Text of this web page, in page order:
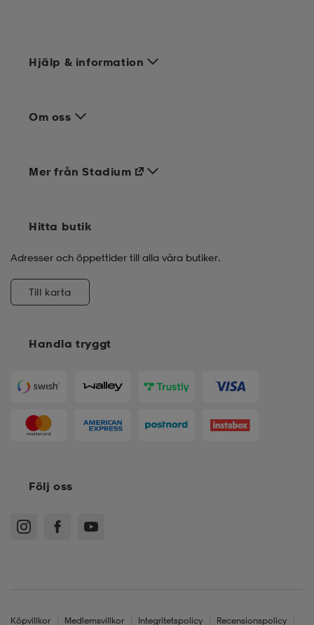
Hjälp & information
Om oss
Handla tryggt
Mer från Stadium
Hitta butik
Adresser och öppettider till alla våra butiker.
Till karta
Följ oss
Köpvillkor Medlemsvillkor Integritetspolicy Recensionspolicy